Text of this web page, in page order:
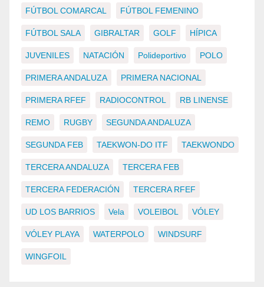
FÚTBOL COMARCAL FÚTBOL FEMENINO
FÚTBOL SALA GIBRALTAR GOLF HÍPICA
JUVENILES NATACIÓN Polideportivo POLO
PRIMERA ANDALUZA PRIMERA NACIONAL
PRIMERA RFEF RADIOCONTROL RB LINENSE
REMO RUGBY SEGUNDA ANDALUZA
SEGUNDA FEB TAEKWON-DO ITF TAEKWONDO
TERCERA ANDALUZA TERCERA FEB
TERCERA FEDERACIÓN TERCERA RFEF
UD LOS BARRIOS Vela VOLEIBOL VÓLEY
VÓLEY PLAYA WATERPOLO WINDSURF
WINGFOIL